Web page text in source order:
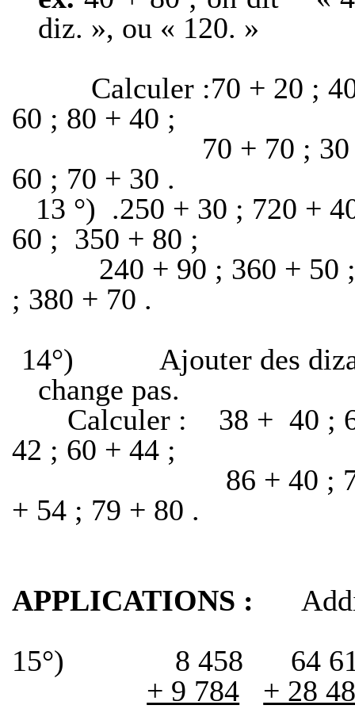
diz. », ou « 120. »
Calculer :70 + 20 ;
60 ; 80 + 40 ;
70 + 70 ;
60 ; 70 + 30 .
13 °) .250 + 30 ; 720 +
60 ; 350 + 80 ;
240 + 90 ; 360 + 50
; 380 + 70 .
14°)
Ajouter des
change pas.
Calculer :
38 + 40 ;
42 ; 60 + 44 ;
86 + 40 ;
+ 54 ; 79 + 80 .
APPLICATIONS :
15°)
8 458
64
+ 9 784
+ 28